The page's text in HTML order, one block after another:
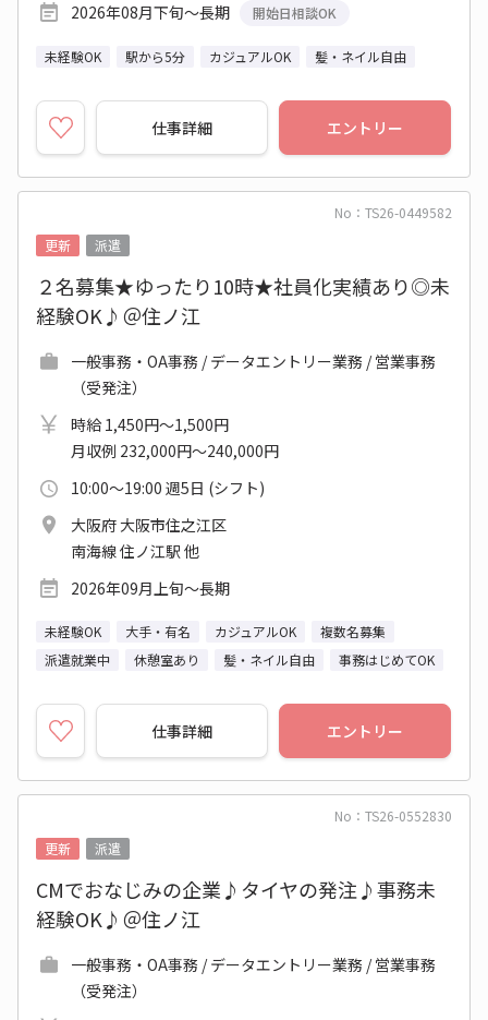
2026年08月下旬～長期
開始日相談OK
未経験OK 駅から5分 カジュアルOK 髪・ネイル自由
仕事詳細 エントリー
No：TS26-0449582
更新
派遣
２名募集★ゆったり10時★社員化実績あり◎未
経験OK♪＠住ノ江
一般事務・OA事務 / データエントリー業務 / 営業事務
（受発注）
時給 1,450円～1,500円
月収例 232,000円～240,000円
10:00～19:00 週5日 (シフト)
大阪府 大阪市住之江区
南海線 住ノ江駅 他
2026年09月上旬～長期
未経験OK 大手・有名 カジュアルOK
複数名募集
派遣就業中
休憩室あり 髪・ネイル自由 事務はじめてOK
仕事詳細 エントリー
No：TS26-0552830
更新
派遣
CMでおなじみの企業♪タイヤの発注♪事務未
経験OK♪＠住ノ江
一般事務・OA事務 / データエントリー業務 / 営業事務
（受発注）